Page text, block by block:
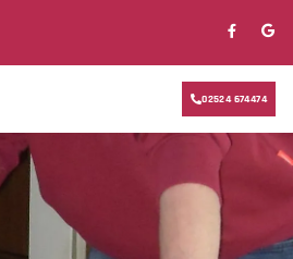
02524 674474